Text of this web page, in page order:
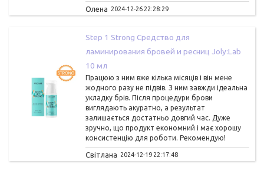
Олена 2024-12-26 22:28:29
Step 1 Strong Средство для
ламинирования бровей и ресниц Joly:Lab
10 мл
Працюю з ним вже кілька місяців і він мене
жодного разу не підвів. З ним завжди ідеальна
укладку брів. Після процедури брови
виглядають акуратно, а результат
залишається достатньо довгий час. Дуже
зручно, що продукт економний і має хорошу
консистенцію для роботи. Рекомендую!
Світлана 2024-12-19 22:17:48